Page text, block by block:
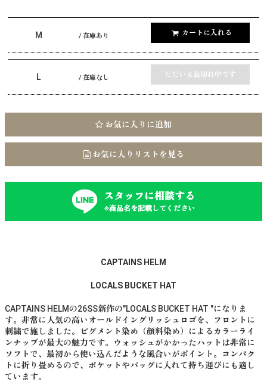
M / 在庫あり カートに入れる
L / 在庫なし ただいま品切れ中です
お気に入りに追加
お気に入りリストを見る
スタッフに相談する
※商品名を記載してください
CAPTAINS HELM
LOCALS BUCKET HAT
CAPTAINS HELMの26SS新作の"LOCALS BUCKET HAT "になりま
す。非常に人気の高いオールドイングリッシュロゴを、フロントに
刺繍で施しました。ピグメント染め（顔料染め）によるカラーライ
ンナップが最大の魅力です。ウォッシュがかかったハットは非常に
ソフトで、最初から使い込んだような風合いがポイント。コンパク
トに折り畳めるので、ポケットやバッグに入れて持ち運びにも適し
ています。